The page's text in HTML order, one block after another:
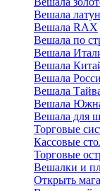
Вешала
Вешала RAX
Вешала по
Вешала
Вешала
Вешала
Вешала
Вешала
Вешала для
Торговые
Кассовые
Торговые
Вешалки и
Открыть